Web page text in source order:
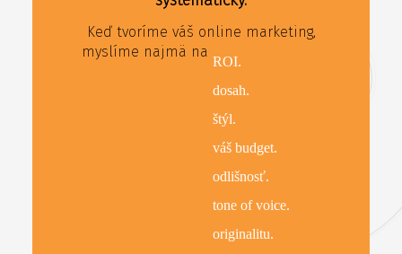
Keď tvoríme váš online marketing,
myslíme najmä na ROI.
dosah.
štýl.
váš budget.
odlišnosť.
tone of voice.
originalitu.